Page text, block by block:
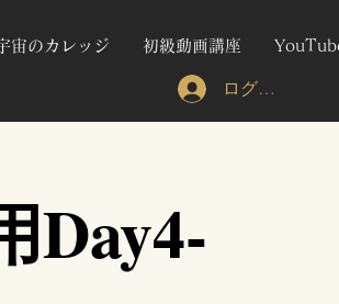
宙のカレッジ 初級動画講座
ログイン
Day4-